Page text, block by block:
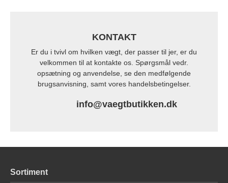
KONTAKT
Er du i tvivl om hvilken vægt, der passer til jer, er du
velkommen til at kontakte os. Spørgsmål vedr.
opsætning og anvendelse, se den medfølgende
brugsanvisning, samt vores handelsbetingelser.
info@vaegtbutikken.dk
Sortiment